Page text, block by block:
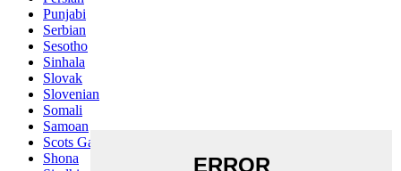
Punjabi
Serbian
Sesotho
Sinhala
Slovak
Slovenian
Somali
Samoan
Scots Gaelic
Shona